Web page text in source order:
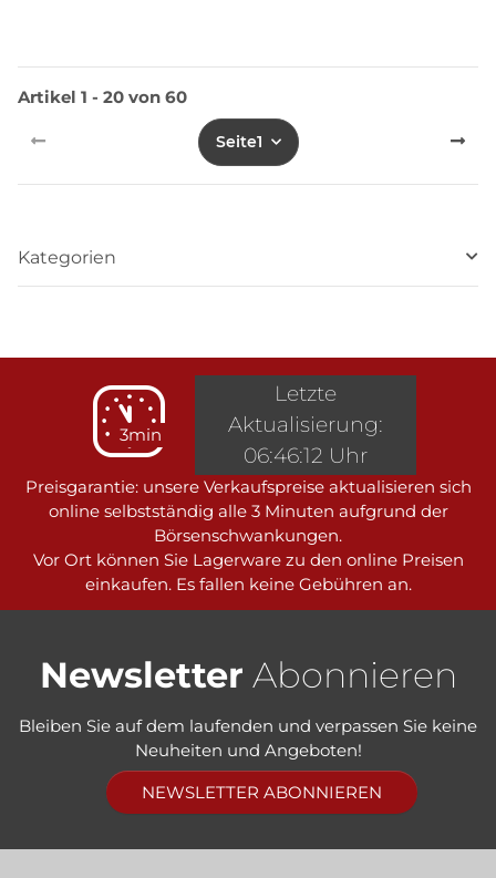
Artikel 1 - 20 von 60
Seite1
Kategorien
3min
Preisgarantie: unsere Verkaufspreise aktualisieren sich
online selbstständig alle 3 Minuten aufgrund der
Börsenschwankungen.
Vor Ort können Sie Lagerware zu den online Preisen
einkaufen. Es fallen keine Gebühren an.
Letzte
Aktualisierung:
06:46:12 Uhr
Newsletter Abonnieren
Bleiben Sie auf dem laufenden und verpassen Sie keine
Neuheiten und Angeboten!
NEWSLETTER ABONNIEREN